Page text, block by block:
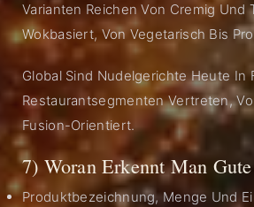
Varianten Reichen Von Cremig Und
Wokbasiert, Von Vegetarisch Bis
Global Sind Nudelgerichte Heute In
Restaurantsegmenten Vertreten,
Fusion-Orientiert.
7) Woran Erkennt Man
Produktbezeichnung, Menge Und